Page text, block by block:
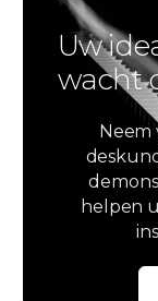
Uw
wacht
helpen